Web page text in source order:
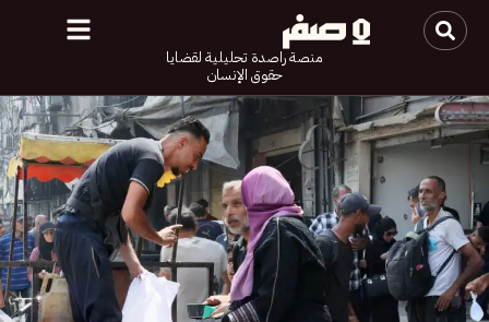
منصة راصدة تحليلية لقضايا
حقوق الإنسان